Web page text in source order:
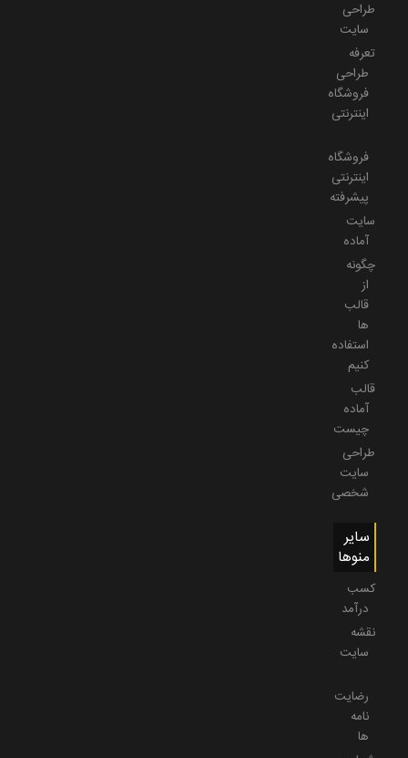
طراحی
سایت
تعرفه
طراحی
فروشگاه
اینترنتی
فروشگاه
اینترنتی
پیشرفته
سایت
آماده
چگونه
از
قالب
ها
استفاده
کنیم
قالب
آماده
چیست
طراحی
سایت
شخصی
سایر
منوها
کسب
درآمد
نقشه
سایت
رضایت
نامه
ها